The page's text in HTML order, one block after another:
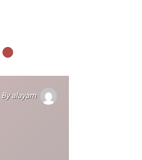
Byalayam